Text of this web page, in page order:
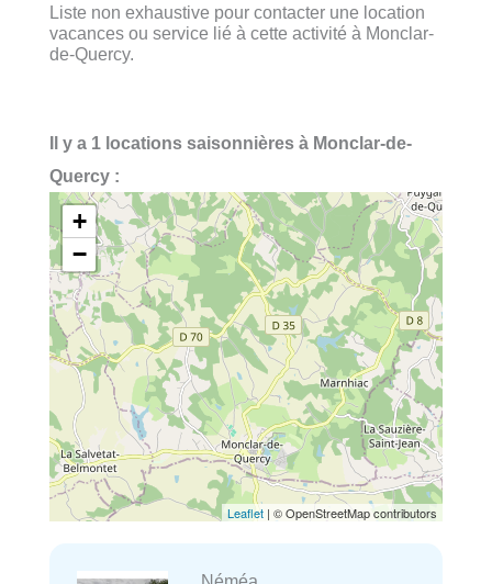
Liste non exhaustive pour contacter une location
vacances ou service lié à cette activité à Monclar-
de-Quercy.
Il y a 1 locations saisonnières à Monclar-de-
Quercy :
+
−
Leaflet | © OpenStreetMap contributors